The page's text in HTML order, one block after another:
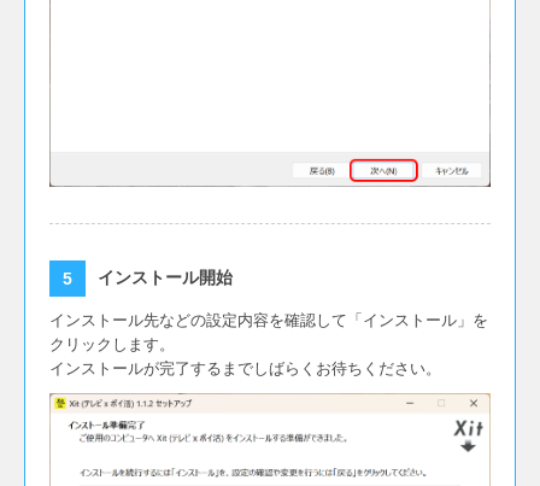
インストール開始
インストール先などの設定内容を確認して「インストール」を
クリックします。
インストールが完了するまでしばらくお待ちください。